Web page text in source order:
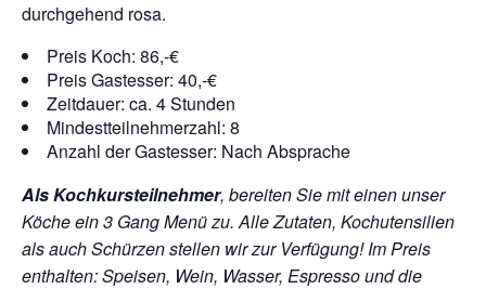
durchgehend rosa.
Preis Koch: 86,-€
Preis Gastesser: 40,-€
Zeitdauer: ca. 4 Stunden
Mindestteilnehmerzahl: 8
Anzahl der Gastesser: Nach Absprache
Als Kochkursteilnehmer, bereiten Sie mit einen unser
Köche ein 3 Gang Menü zu. Alle Zutaten, Kochutensilien
als auch Schürzen stellen wir zur Verfügung!Im Preis
enthalten: Speisen, Wein, Wasser, Espresso und die